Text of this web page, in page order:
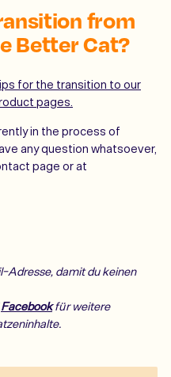
from
Better Cat?
for the transition to our
pages.
in the process of
any question whatsoever,
page or at
Adresse, damit du keinen
Facebook für weitere